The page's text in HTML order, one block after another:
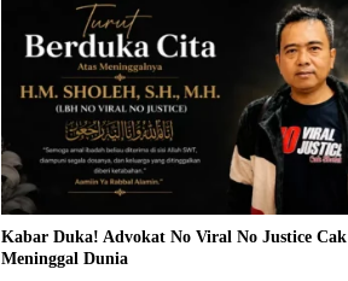
Kabar Duka! Advokat No Viral No Justice Cak
Meninggal Dunia